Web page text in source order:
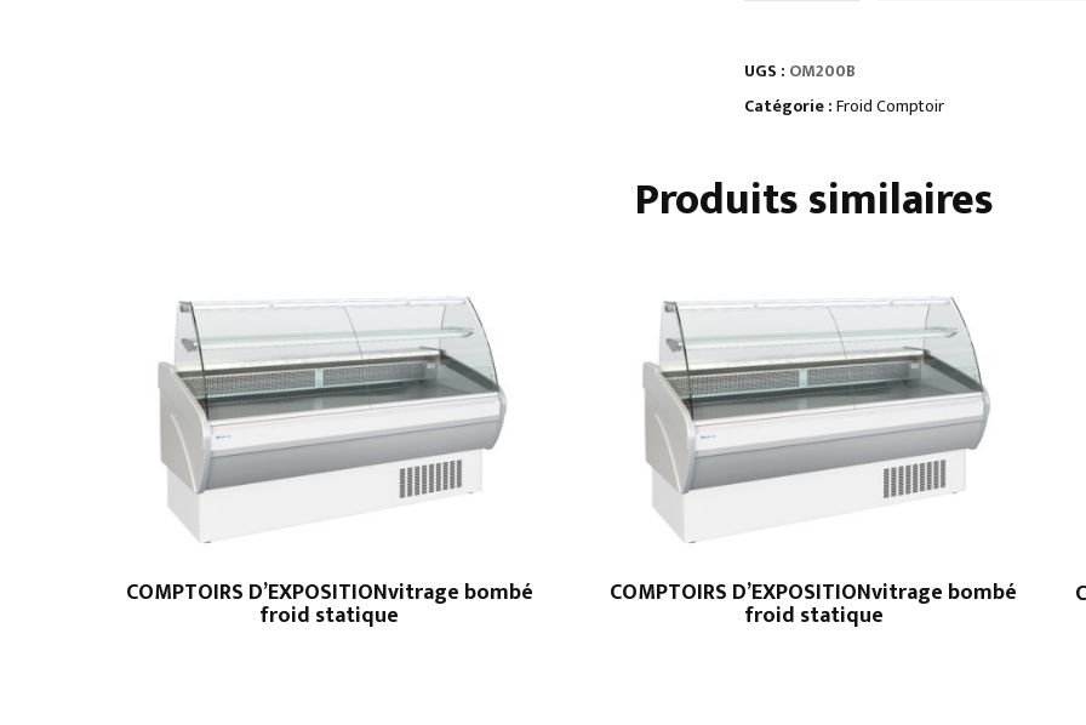
bombé
froid
UGS : OM200B
Catégorie :Froid Comptoir
Produits similaires
COMPTOIRS D’EXPOSITIONvitrage bombé
froid statique
COMPTOIRS D’EXPOSITIONvitrage bombé
froid statique